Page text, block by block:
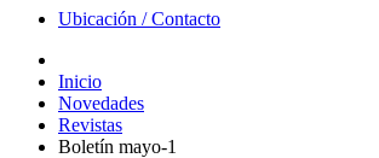
Ubicación / Contacto
Inicio
Novedades
Revistas
Boletín mayo-1